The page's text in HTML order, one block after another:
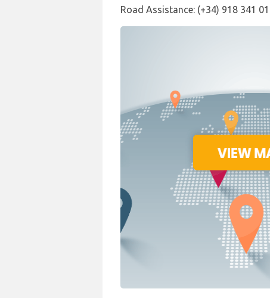
Road Assistance: (+34) 918 341